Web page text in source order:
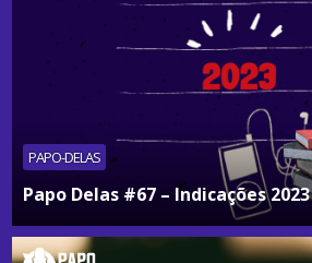
PAPO-DELAS
Papo Delas #67 – Indicações 2023